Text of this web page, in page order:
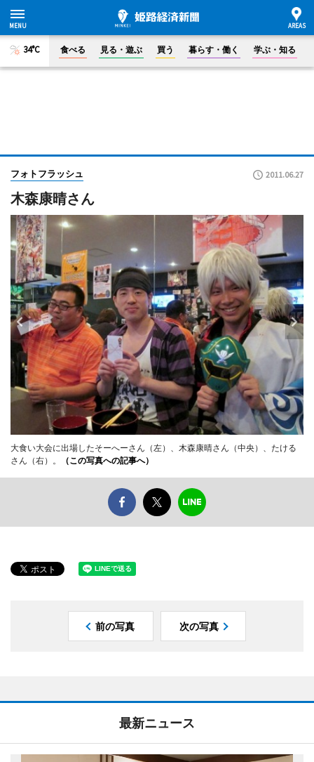
34°C 食べる 見る・遊ぶ 買う 暮らす・働く 学ぶ・知る
フォトフラッシュ 2011.06.27
木森康晴さん
大食い大会に出場したそーへーさん（左）、木森康晴さん（中央）、たける
さん（右）。
（この写真への記事へ）
前の写真 次の写真
最新ニュース